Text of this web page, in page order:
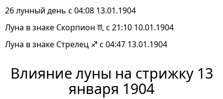
26 лунный день с 04:08 13.01.1904
Луна в знаке Скорпион ♏ с 21:10 10.01.1904
Луна в знаке Стрелец ♐ с 04:47 13.01.1904
Влияние луны на стрижку 13
января 1904